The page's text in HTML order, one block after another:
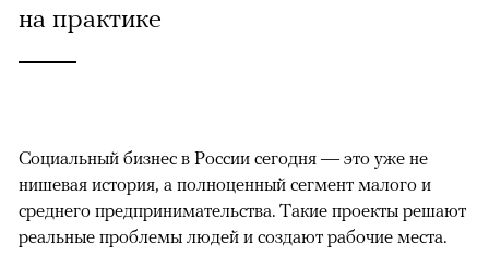
на практике
Социальный бизнес в России сегодня — это уже не
нишевая история, а полноценный сегмент малого и
среднего предпринимательства. Такие проекты решают
реальные проблемы людей и создают рабочие места.